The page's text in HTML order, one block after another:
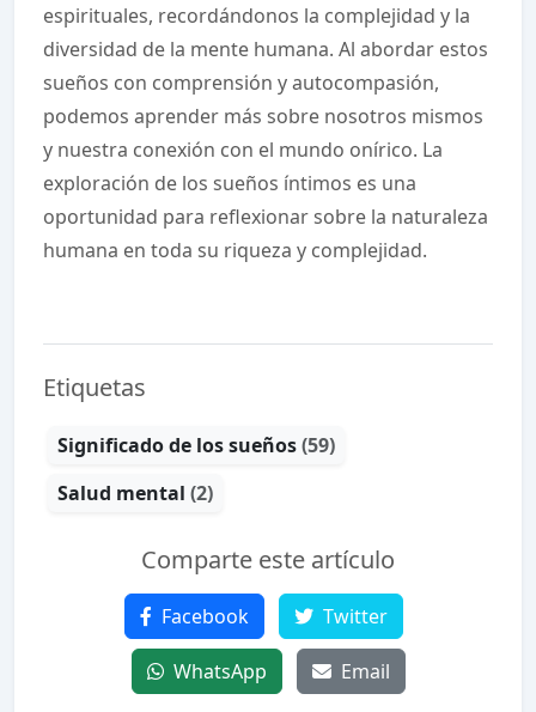
espirituales, recordándonos la complejidad y la
diversidad de la mente humana. Al abordar estos
sueños con comprensión y autocompasión,
podemos aprender más sobre nosotros mismos
y nuestra conexión con el mundo onírico. La
exploración de los sueños íntimos es una
oportunidad para reflexionar sobre la naturaleza
humana en toda su riqueza y complejidad.
Etiquetas
Significado de los sueños(59)
Salud mental (2)
Comparte este artículo
Facebook Twitter
WhatsApp Email